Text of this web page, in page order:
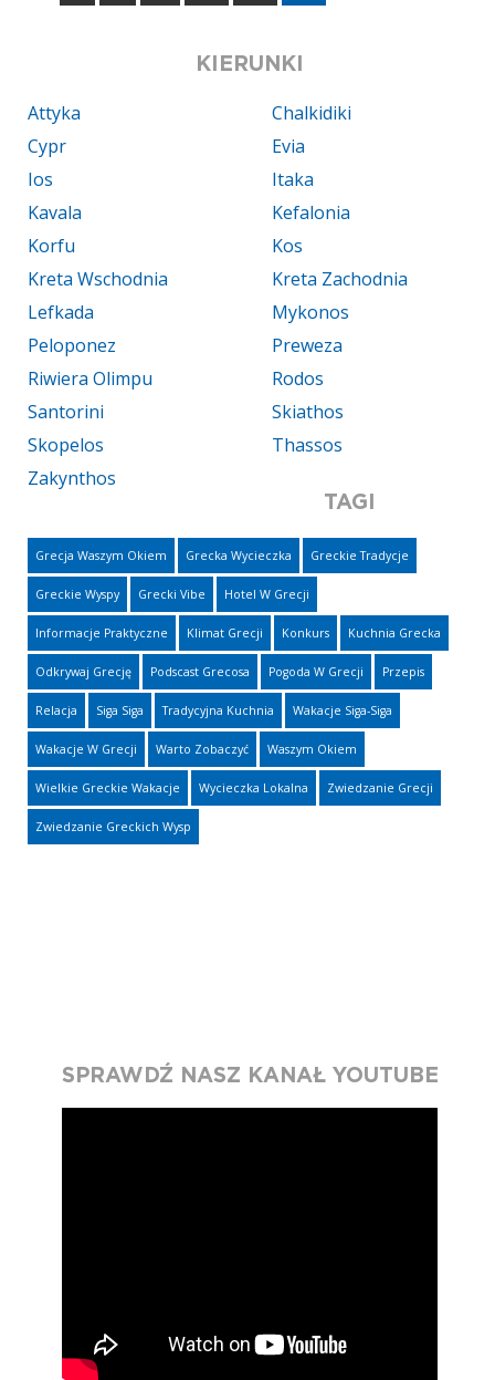
KIERUNKI
Attyka
Chalkidiki
Cypr
Evia
Ios
Itaka
Kavala
Kefalonia
Korfu
Kos
Kreta Wschodnia
Kreta Zachodnia
Lefkada
Mykonos
Peloponez
Preweza
Riwiera Olimpu
Rodos
Santorini
Skiathos
Skopelos
Thassos
Zakynthos
TAGI
Grecja Waszym Okiem Grecka Wycieczka Greckie Tradycje
Greckie Wyspy Grecki Vibe Hotel W Grecji
Informacje Praktyczne Klimat Grecji Konkurs Kuchnia Grecka
Odkrywaj Grecję Podscast Grecosa Pogoda W Grecji Przepis
Relacja Siga Siga Tradycyjna Kuchnia Wakacje Siga-Siga
Wakacje W Grecji Warto Zobaczyć Waszym Okiem
Wielkie Greckie Wakacje Wycieczka Lokalna Zwiedzanie Grecji
Zwiedzanie Greckich Wysp
SPRAWDŹ NASZ KANAŁ YOUTUBE